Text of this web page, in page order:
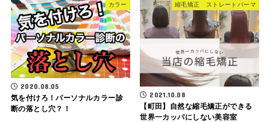
カラー
2020.08.05
気を付けろ！パーソナルカラー診
断の落とし穴？！
縮毛矯正 ストレートパーマ
2021.10.08
【町田】自然な縮毛矯正ができる
世界一カッパにしない美容室